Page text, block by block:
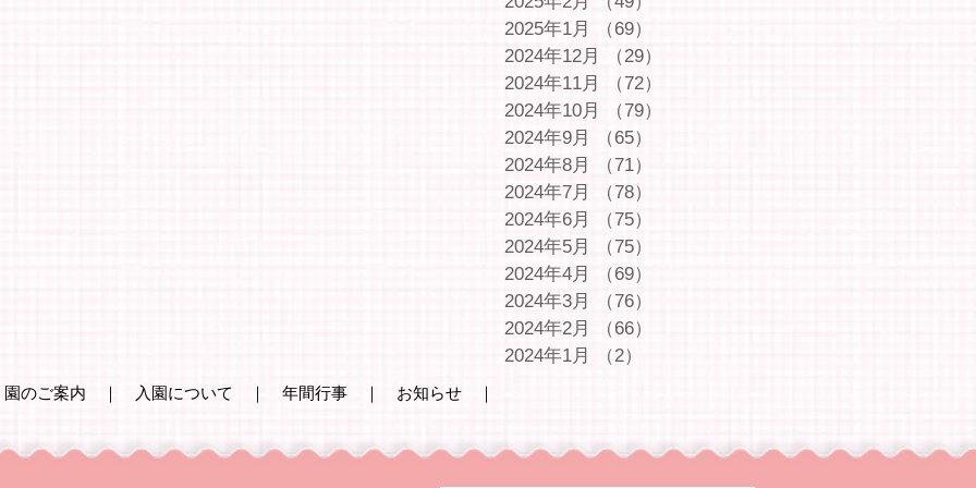
2025年1月
（69）
2024年12月
（29）
2024年11月
（72）
2024年10月
（79）
2024年9月
（65）
2024年8月
（71）
2024年7月
（78）
2024年6月
（75）
2024年5月
（75）
2024年4月
（69）
2024年3月
（76）
2024年2月
（66）
2024年1月
（2）
園のご案内 ｜ 入園について ｜ 年間行事 ｜ お知らせ ｜